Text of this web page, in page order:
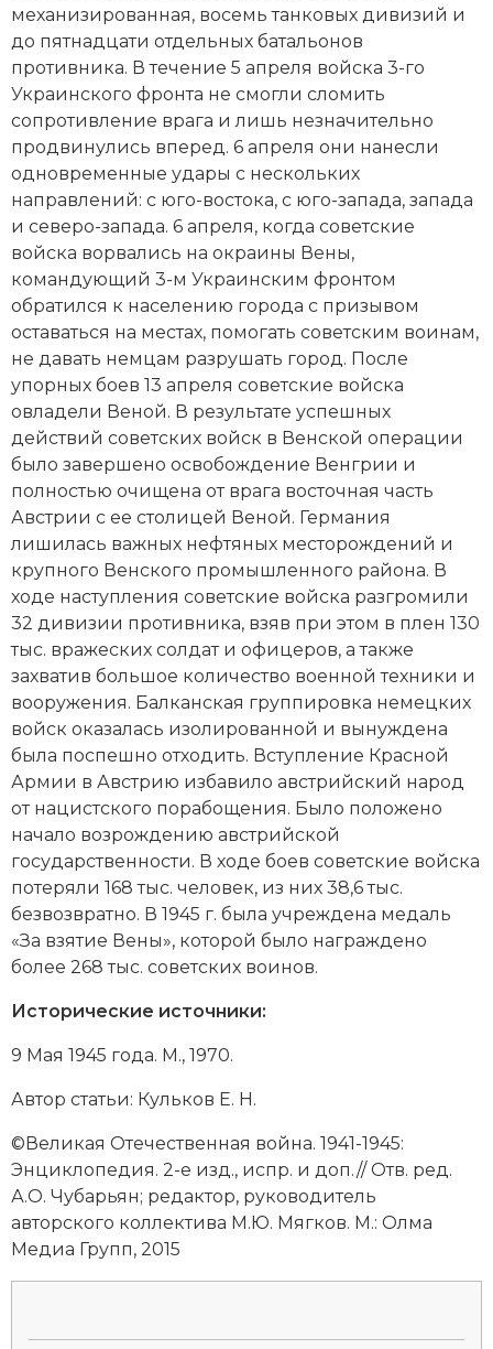
Северная Америка
Социально-экономическая история
Специальные исторические дисциплины
СССР
Южная Америка
механизированная, восемь танковых дивизий и
до пятнадцати отдельных батальонов
противника. В течение 5 апреля войска 3-го
Украинского фронта не смогли сломить
сопротивление врага и лишь незначительно
продвинулись вперед. 6 апреля они нанесли
одновременные удары с нескольких
направлений: с юго-востока, с юго-запада, запада
и северо-запада. 6 апреля, когда советские
войска ворвались на окраины Вены,
командующий 3-м Украинским фронтом
обратился к населению города с призывом
оставаться на местах, помогать советским воинам,
не давать немцам разрушать город. После
упорных боев 13 апреля советские войска
овладели Веной. В результате успешных
действий советских войск в Венской операции
было завершено освобождение Венгрии и
полностью очищена от врага восточная часть
Австрии с ее столицей Веной. Германия
лишилась важных нефтяных месторождений и
крупного Венского промышленного района. В
ходе наступления советские войска разгромили
32 дивизии противника, взяв при этом в плен 130
тыс. вражеских солдат и офицеров, а также
захватив большое количество военной техники и
вооружения. Балканская группировка немецких
войск оказалась изолированной и вынуждена
была поспешно отходить. Вступление Красной
Армии в Австрию избавило австрийский народ
от нацистского порабощения. Было положено
начало возрождению австрийской
государственности. В ходе боев советские войска
потеряли 168 тыс. человек, из них 38,6 тыс.
безвозвратно. В 1945 г. была учреждена медаль
«За взятие Вены», которой было награждено
более 268 тыс. советских воинов.
Исторические источники:
9 Мая 1945 года. М., 1970.
Автор статьи: Кульков Е. Н.
©Великая Отечественная война. 1941-1945:
Энциклопедия. 2-е изд., испр. и доп.// Отв. ред.
А.О. Чубарьян; редактор, руководитель
авторского коллектива М.Ю. Мягков. М.: Олма
Медиа Групп, 2015